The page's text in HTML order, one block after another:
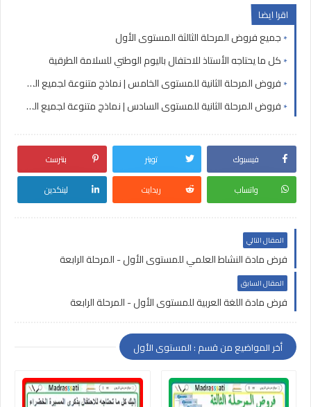
اقرا ايضا
جميع فروض المرحلة الثالثة المستوى الأول
كل ما يحتاجه الأستاذ للاحتفال باليوم الوطني للسلامة الطرقية
فروض المرحلة الثانية للمستوى الخامس | نماذج متنوعة لجميع المواد
فروض المرحلة الثانية للمستوى السادس | نماذج متنوعة لجميع المواد
فيسبوك تويتر
بنترست
واتساب
ريدايت لينكدين
المقال التالي
فرض مادة النشاط العلمي للمستوى الأول - المرحلة الرابعة
المقال السابق
فرض مادة اللغة العربية للمستوى الأول - المرحلة الرابعة
أخر المواضيع من قسم : المستوى الأول